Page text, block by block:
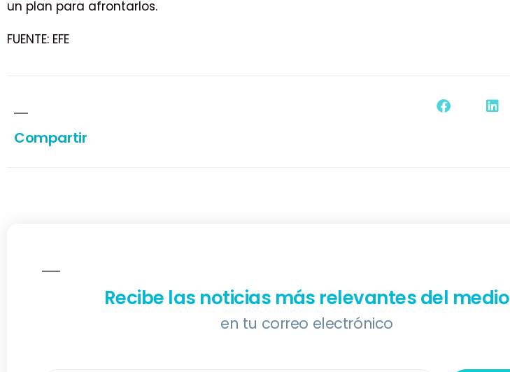
un plan para afrontarlos.
FUENTE: EFE
Compartir
Recibe las noticias más relevantes del medio
en tu correo electrónico